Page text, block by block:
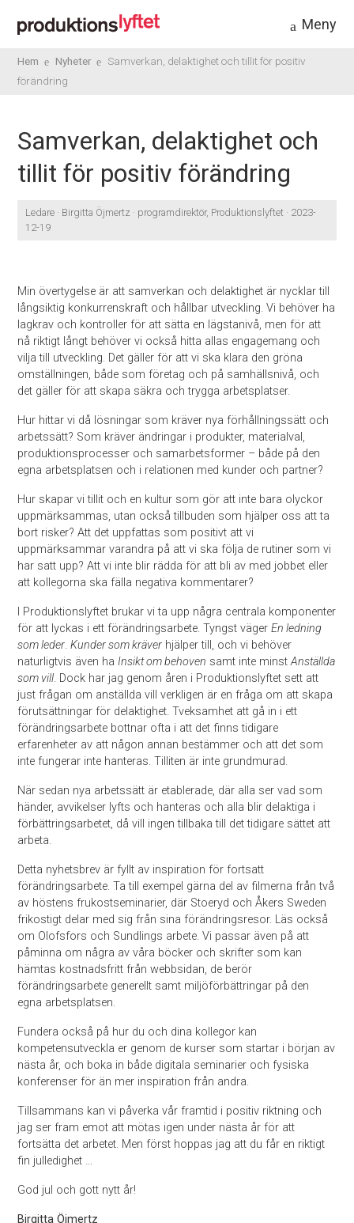
Meny
Hem Nyheter
Samverkan, delaktighet och tillit för positiv
förändring
Samverkan, delaktighet och
tillit för positiv förändring
Ledare · Birgitta Öjmertz · programdirektör, Produktionslyftet · 2023-
12-19
Min övertygelse är att samverkan och delaktighet är nycklar till
långsiktig konkurrenskraft och hållbar utveckling. Vi behöver ha
lagkrav och kontroller för att sätta en lägstanivå, men för att
nå riktigt långt behöver vi också hitta allas engagemang och
vilja till utveckling. Det gäller för att vi ska klara den gröna
omställningen, både som företag och på samhällsnivå, och
det gäller för att skapa säkra och trygga arbetsplatser.
Hur hittar vi då lösningar som kräver nya förhållningssätt och
arbetssätt? Som kräver ändringar i produkter, materialval,
produktionsprocesser och samarbetsformer – både på den
egna arbetsplatsen och i relationen med kunder och partner?
Hur skapar vi tillit och en kultur som gör att inte bara olyckor
uppmärksammas, utan också tillbuden som hjälper oss att ta
bort risker? Att det uppfattas som positivt att vi
uppmärksammar varandra på att vi ska följa de rutiner som vi
har satt upp? Att vi inte blir rädda för att bli av med jobbet eller
att kollegorna ska fälla negativa kommentarer?
I Produktionslyftet brukar vi ta upp några centrala komponenter
för att lyckas i ett förändringsarbete. Tyngst vägerEn ledning
som leder.Kunder som kräver hjälper till, och vi behöver
naturligtvis även haInsikt om behoven samt inte minstAnställda
som vill. Dock har jag genom åren i Produktionslyftet sett att
just frågan om anställda vill verkligen är en fråga om att skapa
förutsättningar för delaktighet. Tveksamhet att gå in i ett
förändringsarbete bottnar ofta i att det finns tidigare
erfarenheter av att någon annan bestämmer och att det som
inte fungerar inte hanteras. Tilliten är inte grundmurad.
När sedan nya arbetssätt är etablerade, där alla ser vad som
händer, avvikelser lyfts och hanteras och alla blir delaktiga i
förbättringsarbetet, då vill ingen tillbaka till det tidigare sättet att
arbeta.
Detta nyhetsbrev är fyllt av inspiration för fortsatt
förändringsarbete. Ta till exempel gärna del av filmerna från två
av höstens frukostseminarier, där Stoeryd och Åkers Sweden
frikostigt delar med sig från sina förändringsresor. Läs också
om Olofsfors och Sundlings arbete. Vi passar även på att
påminna om några av våra böcker och skrifter som kan
hämtas kostnadsfritt från webbsidan, de berör
förändringsarbete generellt samt miljöförbättringar på den
egna arbetsplatsen.
Fundera också på hur du och dina kollegor kan
kompetensutveckla er genom de kurser som startar i början av
nästa år, och boka in både digitala seminarier och fysiska
konferenser för än mer inspiration från andra.
Tillsammans kan vi påverka vår framtid i positiv riktning och
jag ser fram emot att mötas igen under nästa år för att
fortsätta det arbetet. Men först hoppas jag att du får en riktigt
fin julledighet …
God jul och gott nytt år!
Birgitta Öjmertz